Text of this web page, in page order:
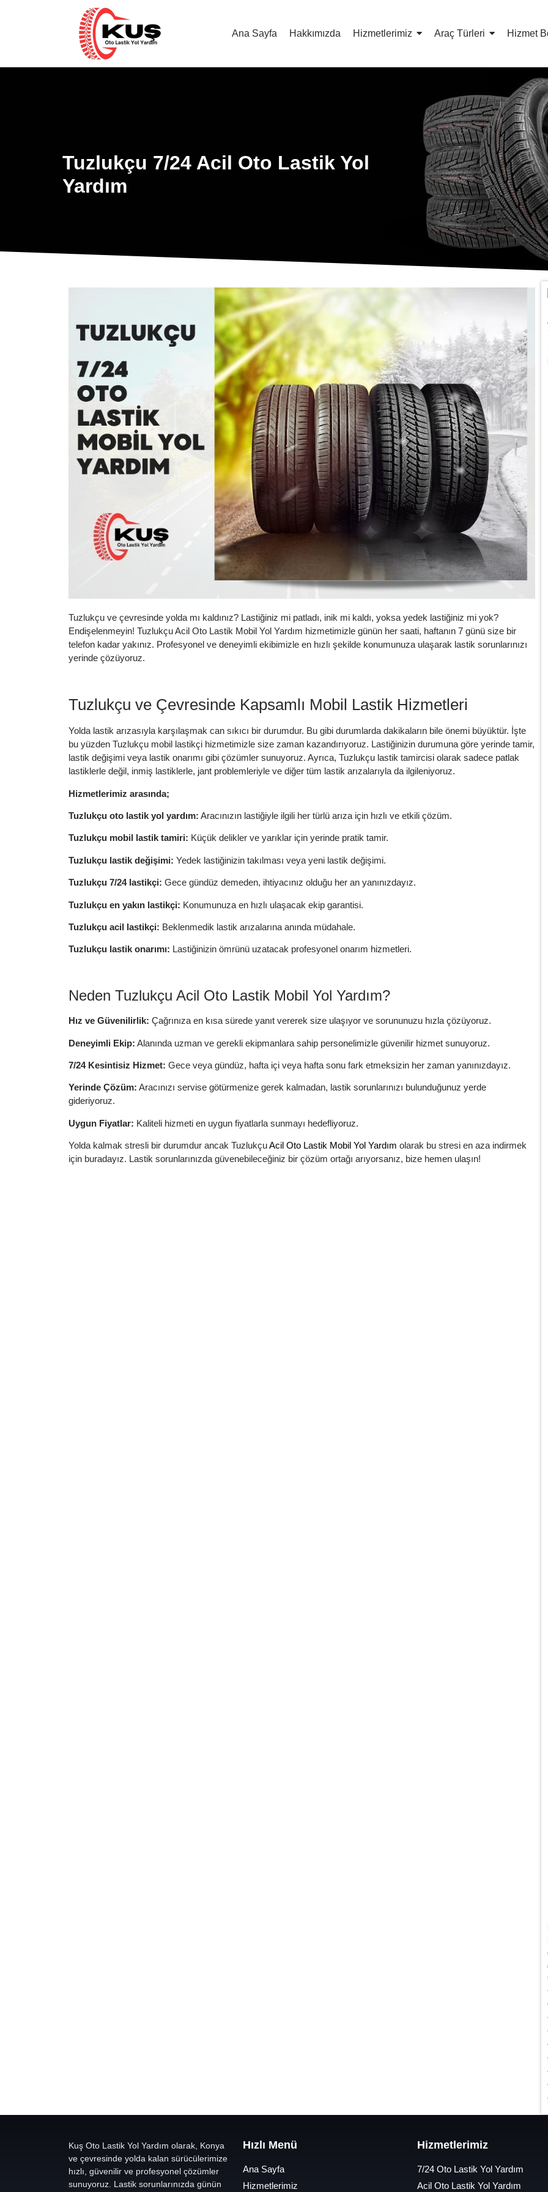
Ana Sayfa Hakkımızda Hizmetlerimiz Araç Türleri Hizmet
Tuzlukçu 7/24 Acil Oto Lastik Yol
Yardım
Tuzlukçu ve çevresinde yolda mı kaldınız? Lastiğiniz mi patladı, inik mi kaldı, yoksa yedek lastiğiniz mi yok?
Endişelenmeyin! Tuzlukçu Acil Oto Lastik Mobil Yol Yardım hizmetimizle günün her saati, haftanın 7 günü size bir
telefon kadar yakınız. Profesyonel ve deneyimli ekibimizle en hızlı şekilde konumunuza ulaşarak lastik sorunlarınızı
yerinde çözüyoruz.
Tuzlukçu ve Çevresinde Kapsamlı Mobil Lastik Hizmetleri
Yolda lastik arızasıyla karşılaşmak can sıkıcı bir durumdur. Bu gibi durumlarda dakikaların bile önemi büyüktür. İşte
bu yüzden Tuzlukçu mobil lastikçi hizmetimizle size zaman kazandırıyoruz. Lastiğinizin durumuna göre yerinde tamir,
lastik değişimi veya lastik onarımı gibi çözümler sunuyoruz. Ayrıca, Tuzlukçu lastik tamircisi olarak sadece patlak
lastiklerle değil, inmiş lastiklerle, jant problemleriyle ve diğer tüm lastik arızalarıyla da ilgileniyoruz.
Hizmetlerimiz arasında;
Tuzlukçu oto lastik yol yardım: Aracınızın lastiğiyle ilgili her türlü arıza için hızlı ve etkili çözüm.
Tuzlukçu mobil lastik tamiri: Küçük delikler ve yarıklar için yerinde pratik tamir.
Tuzlukçu lastik değişimi: Yedek lastiğinizin takılması veya yeni lastik değişimi.
Tuzlukçu 7/24 lastikçi: Gece gündüz demeden, ihtiyacınız olduğu her an yanınızdayız.
Tuzlukçu en yakın lastikçi: Konumunuza en hızlı ulaşacak ekip garantisi.
Tuzlukçu acil lastikçi: Beklenmedik lastik arızalarına anında müdahale.
Tuzlukçu lastik onarımı: Lastiğinizin ömrünü uzatacak profesyonel onarım hizmetleri.
Neden Tuzlukçu Acil Oto Lastik Mobil Yol Yardım?
Hız ve Güvenilirlik: Çağrınıza en kısa sürede yanıt vererek size ulaşıyor ve sorununuzu hızla çözüyoruz.
Deneyimli Ekip: Alanında uzman ve gerekli ekipmanlara sahip personelimizle güvenilir hizmet sunuyoruz.
7/24 Kesintisiz Hizmet: Gece veya gündüz, hafta içi veya hafta sonu fark etmeksizin her zaman yanınızdayız.
Yerinde Çözüm: Aracınızı servise götürmenize gerek kalmadan, lastik sorunlarınızı bulunduğunuz yerde
gideriyoruz.
Uygun Fiyatlar: Kaliteli hizmeti en uygun fiyatlarla sunmayı hedefliyoruz.
Yolda kalmak stresli bir durumdur ancak TuzlukçuAcil Oto Lastik Mobil Yol Yardım olarak bu stresi en aza indirmek
için buradayız. Lastik sorunlarınızda güvenebileceğiniz bir çözüm ortağı arıyorsanız, bize hemen ulaşın!
Kuş Oto Lastik Yol Yardım olarak, Konya
ve çevresinde yolda kalan sürücülerimize
hızlı, güvenilir ve profesyonel çözümler
sunuyoruz. Lastik sorunlarınızda günün
Hızlı Menü
Ana Sayfa
Hizmetlerimiz
Hizmetlerimiz
7/24 Oto Lastik Yol Yardım
Acil Oto Lastik Yol Yardım